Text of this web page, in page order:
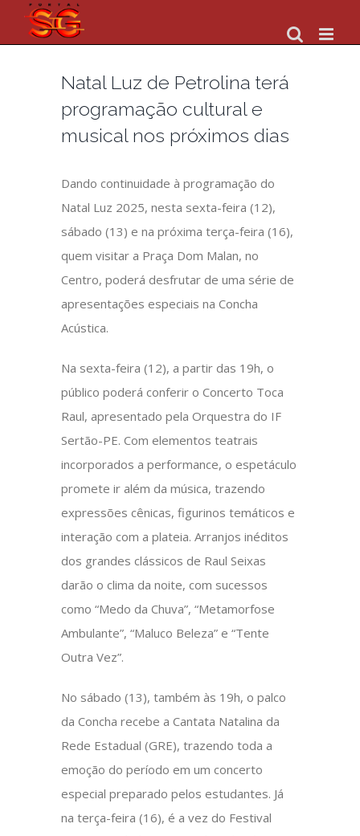
Natal Luz de Petrolina terá
programação cultural e
musical nos próximos dias
Dando continuidade à programação do
Natal Luz 2025, nesta sexta-feira (12),
sábado (13) e na próxima terça-feira (16),
quem visitar a Praça Dom Malan, no
Centro, poderá desfrutar de uma série de
apresentações especiais na Concha
Acústica.
Na sexta-feira (12), a partir das 19h, o
público poderá conferir o Concerto Toca
Raul, apresentado pela Orquestra do IF
Sertão-PE. Com elementos teatrais
incorporados a performance, o espetáculo
promete ir além da música, trazendo
expressões cênicas, figurinos temáticos e
interação com a plateia. Arranjos inéditos
dos grandes clássicos de Raul Seixas
darão o clima da noite, com sucessos
como “Medo da Chuva”, “Metamorfose
Ambulante”, “Maluco Beleza” e “Tente
Outra Vez”.
No sábado (13), também às 19h, o palco
da Concha recebe a Cantata Natalina da
Rede Estadual (GRE), trazendo toda a
emoção do período em um concerto
especial preparado pelos estudantes. Já
na terça-feira (16), é a vez do Festival